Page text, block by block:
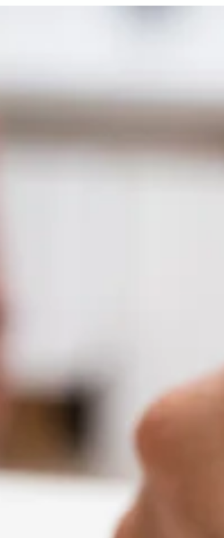
territorio nazionale annunciata il 7 Febbraio
aggiornato dopo gli interventi con il
Superbonus, l’Agenzia delle Entrate può